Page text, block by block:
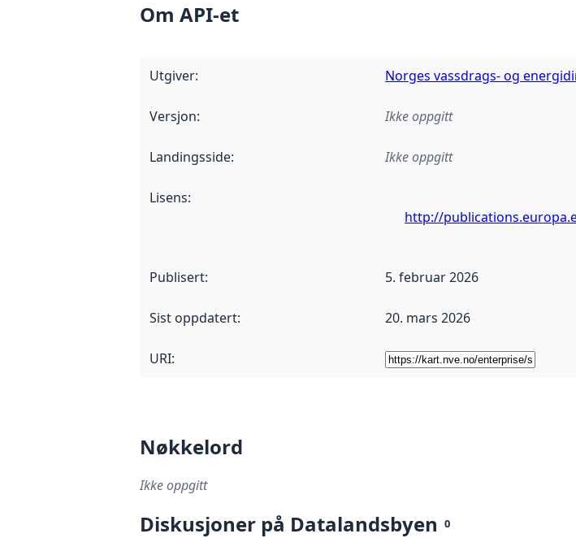
Om API-et
Utgiver: Norges vassdrags- og
Versjon: Ikke oppgitt
Landingsside: Ikke oppgitt
Lisens:
http://
Publisert: 5. februar 2026
Sist oppdatert: 20. mars 2026
URI:
Nøkkelord
Ikke oppgitt
Diskusjoner på Datalandsbyen 0